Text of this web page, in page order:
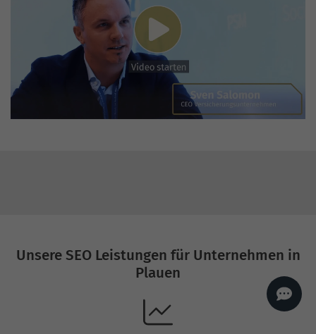
Unsere SEO Leistungen für Unternehmen in
Plauen
Profi-SEO startet bei uns
Monat, inkl. Content,